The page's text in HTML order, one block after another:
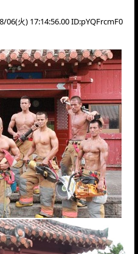
06(火) 17:14:56.00 ID:pYQFrcmF0